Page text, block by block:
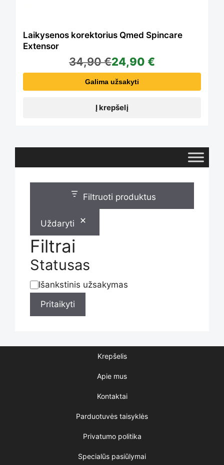
Laikysenos korektorius Qmed Spincare
Extensor
34,90€24,90 €
Galima užsakyti
Į krepšelį
Filtruoti produktus
Uždaryti
Filtrai
Statusas
Statusas
Išankstinis užsakymas
Pritaikyti
Krepšelis
Apie mus
Kontaktai
Parduotuvės taisyklės
Privatumo politika
Specialūs pasiūlymai